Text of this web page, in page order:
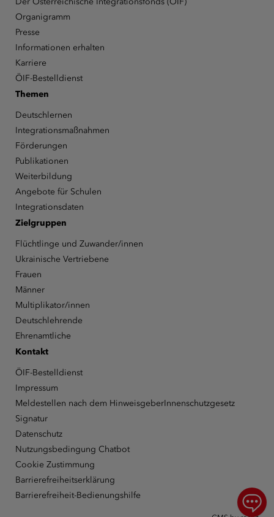
Organigramm
Presse
Informationen erhalten
Karriere
ÖIF-Bestelldienst
Themen
Deutschlernen
Integrationsmaßnahmen
Förderungen
Publikationen
Weiterbildung
Angebote für Schulen
Integrationsdaten
Zielgruppen
Flüchtlinge und Zuwander/innen
Ukrainische Vertriebene
Frauen
Männer
Multiplikator/innen
Deutschlehrende
Ehrenamtliche
Kontakt
ÖIF-Bestelldienst
Impressum
Meldestellen nach dem HinweisgeberInnenschutzgesetz
Signatur
Datenschutz
Nutzungsbedingung Chatbot
Cookie Zustimmung
Barrierefreiheitserklärung
Barrierefreiheit-Bedienungshilfe